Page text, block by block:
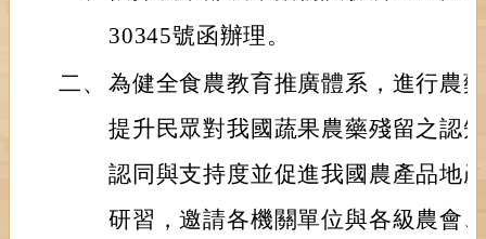
30345號函辦理。
二、 為健全食農教育推廣體系，進行農
提升民眾對我國蔬果農藥殘留之認
認同與支持度並促進我國農產品地
研習，邀請各機關單位與各級農會